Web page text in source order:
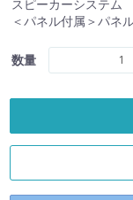
スピーカーシステム
＜パネル付属＞パネ
数量